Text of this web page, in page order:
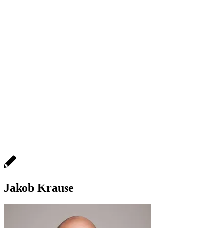
Jakob Krause